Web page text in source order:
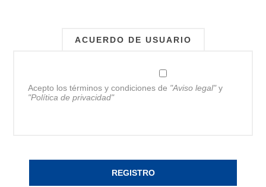
ACUERDO DE USUARIO
Acepto los términos y condiciones de "Aviso legal"y
"Política de privacidad"
REGISTRO